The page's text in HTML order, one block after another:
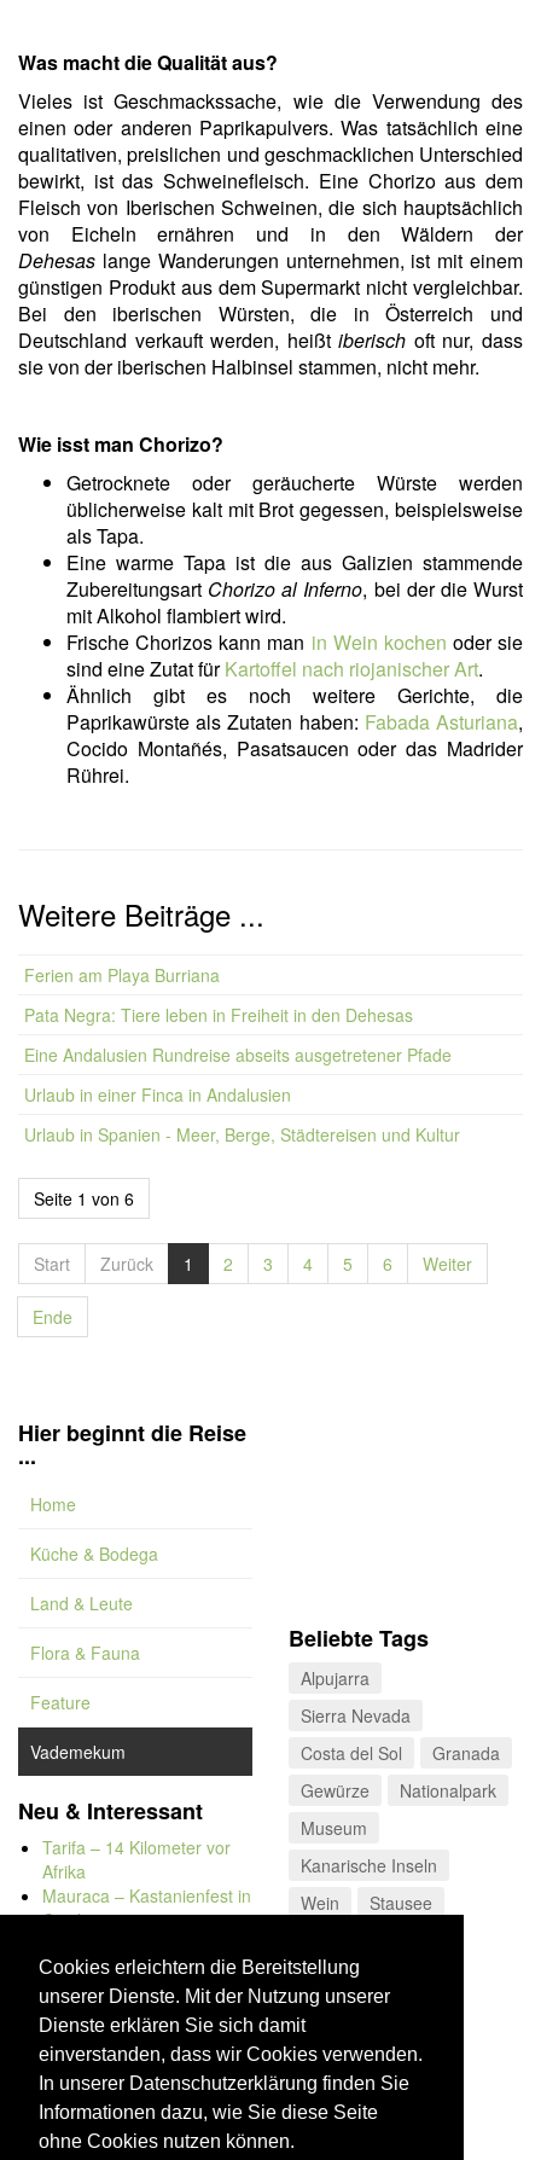
Cookies erleichtern die Bereitstellung
unserer Dienste. Mit der Nutzung unserer
Dienste erklären Sie sich damit
einverstanden, dass wir Cookies verwenden.
In unserer Datenschutzerklärung finden Sie
Informationen dazu, wie Sie diese Seite
ohne Cookies nutzen können.
Was macht die Qualität aus?
Vieles ist Geschmackssache, wie die Verwendung des
einen oder anderen Paprikapulvers. Was tatsächlich eine
qualitativen, preislichen und geschmacklichen Unterschied
bewirkt, ist das Schweinefleisch. Eine Chorizo aus dem
Fleisch von Iberischen Schweinen, die sich hauptsächlich
von Eicheln ernähren und in den Wäldern der
Dehesas lange Wanderungen unternehmen, ist mit einem
günstigen Produkt aus dem Supermarkt nicht vergleichbar.
Bei den iberischen Würsten, die in Österreich und
Deutschland verkauft werden, heißtiberisch oft nur, dass
sie von der iberischen Halbinsel stammen, nicht mehr.
Wie isst man Chorizo?
Getrocknete oder geräucherte Würste werden
üblicherweise kalt mit Brot gegessen, beispielsweise
als Tapa.
Eine warme Tapa ist die aus Galizien stammende
Zubereitungsart Chorizo al Inferno, bei der die Wurst
mit Alkohol flambiert wird.
Frische Chorizos kann man in Wein kochen oder sie
sind eine Zutat fürKartoffel nach riojanischer Art.
Ähnlich gibt es noch weitere Gerichte, die
Paprikawürste als Zutaten haben: Fabada Asturiana,
Cocido Montañés, Pasatsaucen oder das Madrider
Rührei.
Weitere Beiträge ...
Ferien am Playa Burriana
Pata Negra: Tiere leben in Freiheit in den Dehesas
Eine Andalusien Rundreise abseits ausgetretener Pfade
Urlaub in einer Finca in Andalusien
Urlaub in Spanien - Meer, Berge, Städtereisen und Kultur
Seite 1 von 6
Start Zurück 1 2 3 4 5 6 Weiter
Ende
Hier beginnt die Reise
...
Home
Küche & Bodega
Land & Leute
Flora & Fauna
Feature
Vademekum
Neu & Interessant
Tarifa – 14 Kilometer vor
Afrika
Mauraca – Kastanienfest in
Capileira
Bolonia
Kap Trafalgar
Düne von Bolonia
Beliebte Tags
Alpujarra
Sierra Nevada
Costa del Sol
Granada
Gewürze
Nationalpark
Museum
Kanarische Inseln
Wein
Stausee